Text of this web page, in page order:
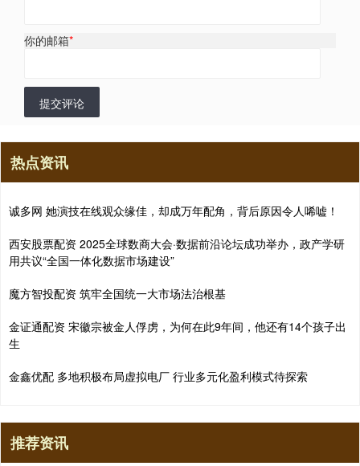
你的邮箱*
提交评论
热点资讯
诚多网 她演技在线观众缘佳，却成万年配角，背后原因令人唏嘘！
西安股票配资 2025全球数商大会·数据前沿论坛成功举办，政产学研
用共议“全国一体化数据市场建设”
魔方智投配资 筑牢全国统一大市场法治根基
金证通配资 宋徽宗被金人俘虏，为何在此9年间，他还有14个孩子出
生
金鑫优配 多地积极布局虚拟电厂 行业多元化盈利模式待探索
推荐资讯